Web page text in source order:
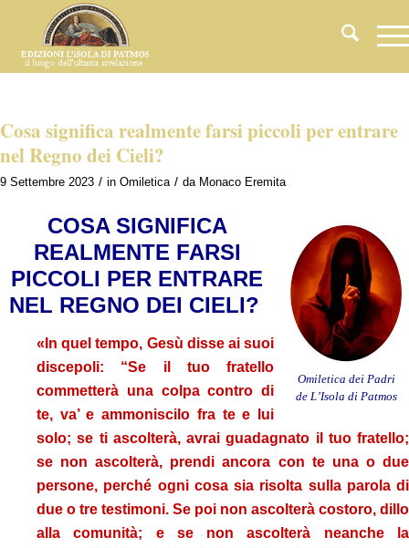
Cosa significa realmente farsi piccoli per entrare
nel Regno dei Cieli?
9 Settembre 2023 / in Omiletica / da Monaco Eremita
Omiletica dei Padri
de L’Isola di Patmos
COSA SIGNIFICA
REALMENTE FARSI
PICCOLI PER ENTRARE
NEL REGNO DEI CIELI?
«In quel tempo, Gesù disse ai suoi
discepoli: “Se il tuo fratello
commetterà una colpa contro di
te, va’ e ammoniscilo fra te e lui
solo; se ti ascolterà, avrai guadagnato il tuo fratello;
se non ascolterà, prendi ancora con te una o due
persone, perché ogni cosa sia risolta sulla parola di
due o tre testimoni. Se poi non ascolterà costoro, dillo
alla comunità; e se non ascolterà neanche la